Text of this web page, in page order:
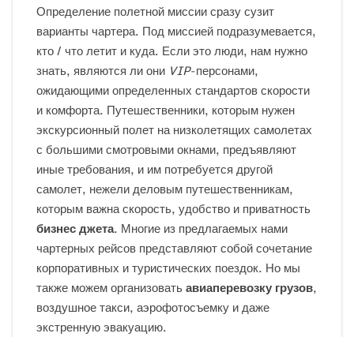
Определение полетной миссии сразу сузит
варианты чартера. Под миссией подразумевается,
кто / что летит и куда. Если это люди, нам нужно
знать, являются ли они VIP-персонами,
ожидающими определенных стандартов скорости
и комфорта. Путешественники, которым нужен
экскурсионный полет на низколетящих самолетах
с большими смотровыми окнами, предъявляют
иные требования, и им потребуется другой
самолет, нежели деловым путешественникам,
которым важна скорость, удобство и приватность
бизнес джета. Многие из предлагаемых нами
чартерных рейсов представляют собой сочетание
корпоративных и туристических поездок. Но мы
также можем организоватьавиаперевозку грузов,
воздушное такси, аэрофотосъемку и даже
экстренную эвакуацию.